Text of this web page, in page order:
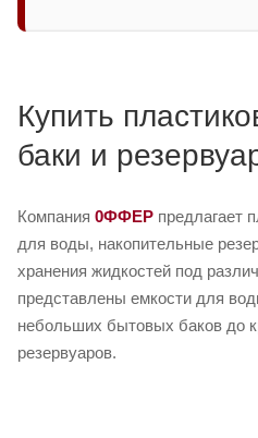
Купить
баки и
Компания 0ФФЕР предлагает
для воды, накопительные
хранения жидкостей под
представлены емкости для
небольших бытовых баков до
резервуаров.